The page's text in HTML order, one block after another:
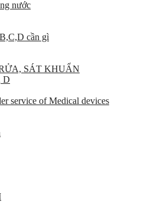
nước
cần gì
SÁT KHUẨN
D
service of Medical devices